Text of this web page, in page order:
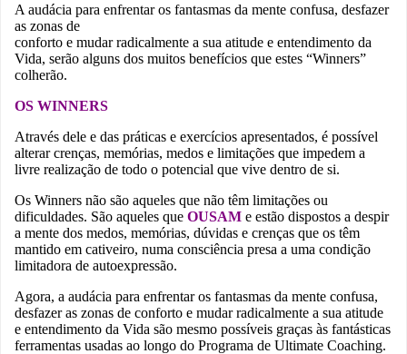
A audácia para enfrentar os fantasmas da mente confusa, desfazer
as zonas de
conforto e mudar radicalmente a sua atitude e entendimento da
Vida, serão alguns dos muitos benefícios que estes “Winners”
colherão.
OS WINNERS
Através dele e das práticas e exercícios apresentados, é possível
alterar crenças, memórias, medos e limitações que impedem a
livre realização de todo o potencial que vive dentro de si.
Os Winners não são aqueles que não têm limitações ou
dificuldades. São aqueles que OUSAM e estão dispostos a despir
a mente dos medos, memórias, dúvidas e crenças que os têm
mantido em cativeiro, numa consciência presa a uma condição
limitadora de autoexpressão.
Agora, a audácia para enfrentar os fantasmas da mente confusa,
desfazer as zonas de conforto e mudar radicalmente a sua atitude
e entendimento da Vida são mesmo possíveis graças às fantásticas
ferramentas usadas ao longo do Programa de Ultimate Coaching.